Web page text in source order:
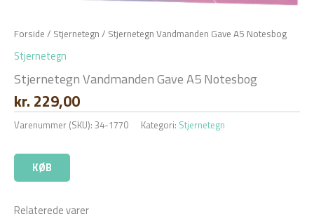
Forside / Stjernetegn / Stjernetegn Vandmanden Gave A5 Notesbog
Stjernetegn
Stjernetegn Vandmanden Gave A5 Notesbog
kr. 229,00
Varenummer (SKU): 34-1770 Kategori: Stjernetegn
KØB
Relaterede varer